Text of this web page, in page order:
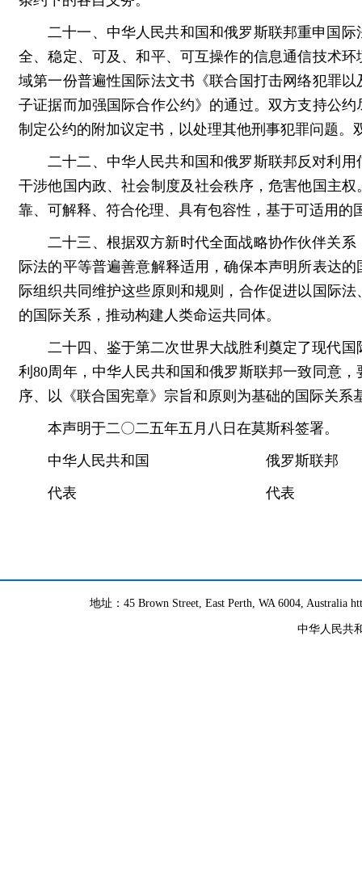
二十一、中华人民共和国和俄罗斯联邦重申国
全、稳定、可及、和平、可互操作的信息通信技术
域第一份普遍性国际法文书《联合国打击网络犯罪
子证据而加强国际合作公约》的通过。双方支持公
制定公约的附加议定书，以处理其他刑事犯罪问题
二十二、中华人民共和国和俄罗斯联邦反对利
干涉他国内政、社会制度及社会秩序，危害他国主
靠、可解释、符合伦理、具有包容性，基于可适用的
二十三、根据双方新时代全面战略协作伙伴关
际法的平等普遍善意解释适用，确保本声明所表达
际组织共同维护这些原则和规则，合作促进以国际
的国际关系，推动构建人类命运共同体。
二十四、鉴于第二次世界大战胜利奠定了现代
利80周年，中华人民共和国和俄罗斯联邦一致同意
序、以《联合国宪章》宗旨和原则为基础的国际关系
本声明于二〇二五年五月八日在莫斯科签署。
中华人民共和国 俄罗斯联邦
代表 代表
地址：45 Brown Street, East Perth, WA 6004, Australia
中华人民共